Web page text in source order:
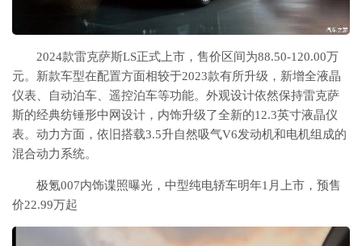
2024款雷克萨斯LS正式上市，售价区间为88.50-120.00万
元。新款车型在配置方面相较于2023款有所升级，新增全液晶
仪表、自动泊车、遥控泊车等功能。外观设计依然保持雷克萨
斯的经典纺锤形中网设计，内饰升级了全新的12.3英寸液晶仪
表。动力方面，依旧搭载3.5升自然吸气V6发动机和电机组成的
混合动力系统。
极氪007内饰谍照曝光，中型纯电轿车明年1月上市，预售
价22.99万起